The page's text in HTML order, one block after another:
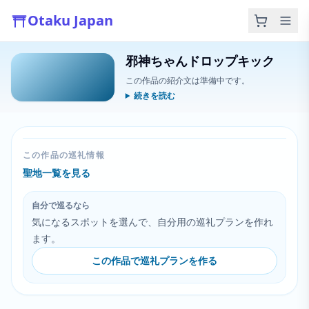
Otaku Japan
邪神ちゃんドロップキック
この作品の紹介文は準備中です。
続きを読む
この作品の巡礼情報
聖地一覧を見る
自分で巡るなら
気になるスポットを選んで、自分用の巡礼プランを作れ
ます。
この作品で巡礼プランを作る